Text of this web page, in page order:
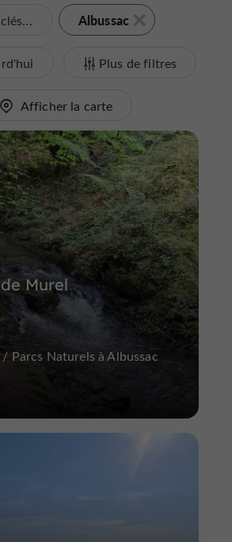
Albussac
Plus de filtres
Afficher la carte
Murel
Parcs Naturels à Albussac